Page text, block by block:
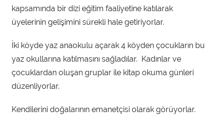
kapsamında bir dizi eğitim faaliyetine katılarak
üyelerinin gelişimini sürekli hale getiriyorlar.
İki köyde yaz anaokulu açarak 4 köyden çocukların bu
yaz okullarına katılmasını sağladılar. Kadınlar ve
çocuklardan oluşan gruplar ile kitap okuma günleri
düzenliyorlar.
Kendilerini doğalarının emanetçisi olarak görüyorlar.